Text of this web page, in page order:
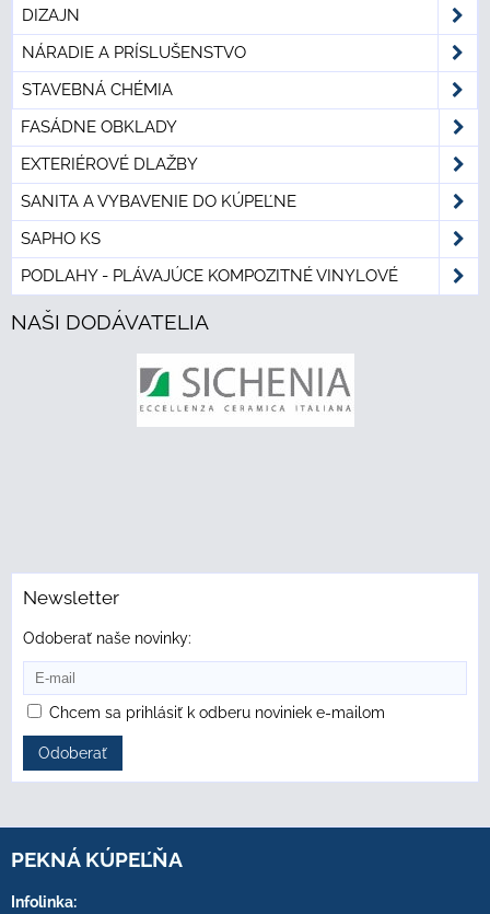
DIZAJN
NÁRADIE A PRÍSLUŠENSTVO
STAVEBNÁ CHÉMIA
FASÁDNE OBKLADY
EXTERIÉROVÉ DLAŽBY
SANITA A VYBAVENIE DO KÚPEĽNE
SAPHO KS
PODLAHY - PLÁVAJÚCE KOMPOZITNÉ VINYLOVÉ
NAŠI DODÁVATELIA
Newsletter
Odoberať naše novinky:
Chcem sa prihlásiť k odberu noviniek e-mailom
Odoberať
PEKNÁ KÚPEĽŇA
Infolinka: